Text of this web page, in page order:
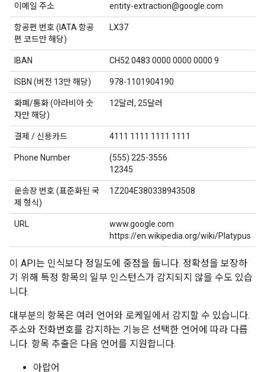
이메일 주소 entity-extraction@google.com
항공편 번호 (IATA 항공
편 코드만 해당)
LX37
IBAN CH52 0483 0000 0000 0000 9
ISBN (버전 13만 해당) 978-1101904190
화폐/통화 (아라비아 숫
자만 해당)
12달러, 25달러
결제 / 신용카드 4111 1111 1111 1111
Phone Number
(555) 225-3556
12345
운송장 번호 (표준화된 국
제 형식)
1Z204E380338943508
URL
www.google.com
https://en.wikipedia.org/wiki/Platypus
이 API는 인식보다 정밀도에 중점을 둡니다. 정확성을 보장하
기 위해 특정 항목의 일부 인스턴스가 감지되지 않을 수도 있습
니다.
대부분의 항목은 여러 언어와 로케일에서 감지할 수 있습니다.
주소와 전화번호를 감지하는 기능은 선택한 언어에 따라 다릅
니다. 항목 추출은 다음 언어를 지원합니다.
아랍어